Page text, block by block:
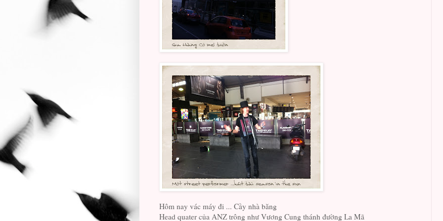
Hôm nay vác máy đi ... Cầy nhà băng
Head quater của ANZ trông như Vương Cung thánh đường La Mã